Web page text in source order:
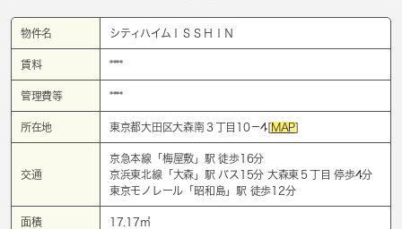
物件名 シティハイムＩＳＳＨＩＮ
賃料 ****
管理費等 ****
所在地 東京都大田区大森南３丁目10－4[MAP]
交通
京急本線「 梅屋敷 」駅 徒歩16分
京浜東北線「 大森 」駅 バス15分 大森東５丁目 停歩4分
東京モノレール「 昭和島 」駅 徒歩12分
面積 17.17㎡